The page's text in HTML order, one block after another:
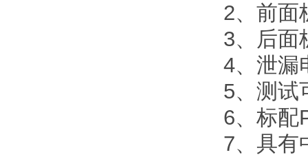
2、前面
3、后面
4、泄漏
5、测试
6、标配
7、具有